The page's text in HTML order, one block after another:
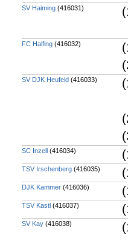
SV Haiming (416031)
FC Halfing (416032)
SV DJK Heufeld (416033)
SC Inzell (416034)
TSV Irschenberg (416035)
DJK Kammer (416036)
TSV Kastl (416037)
SV Kay (416038)